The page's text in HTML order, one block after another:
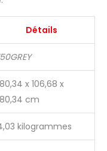
Détails
x 106,68 x
cm
kilogrammes